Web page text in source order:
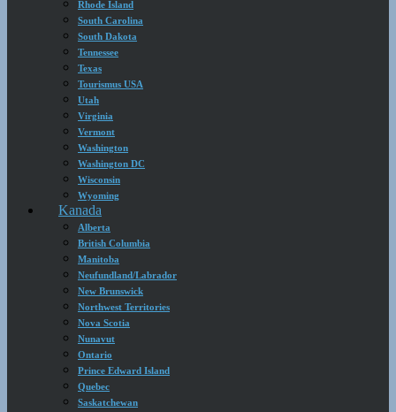
Rhode Island
South Carolina
South Dakota
Tennessee
Texas
Tourismus USA
Utah
Virginia
Vermont
Washington
Washington DC
Wisconsin
Wyoming
Kanada
Alberta
British Columbia
Manitoba
Neufundland/Labrador
New Brunswick
Northwest Territories
Nova Scotia
Nunavut
Ontario
Prince Edward Island
Quebec
Saskatchewan